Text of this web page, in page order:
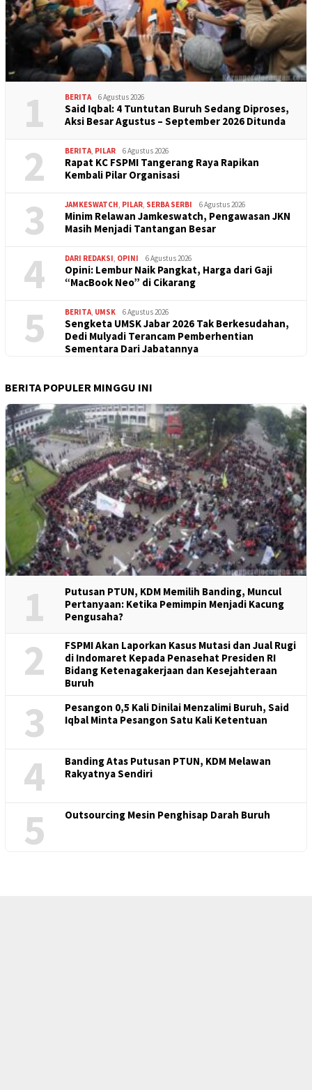
1 BERITA 6 Agustus 2026
Said Iqbal: 4 Tuntutan Buruh Sedang Diproses,
Aksi Besar Agustus – September 2026 Ditunda
2 BERITA, PILAR 6 Agustus 2026
Rapat KC FSPMI Tangerang Raya Rapikan
Kembali Pilar Organisasi
3 JAMKESWATCH, PILAR, SERBA SERBI 6 Agustus 2026
Minim Relawan Jamkeswatch, Pengawasan JKN
Masih Menjadi Tantangan Besar
4 DARI REDAKSI, OPINI 6 Agustus 2026
Opini: Lembur Naik Pangkat, Harga dari Gaji
“MacBook Neo” di Cikarang
5 BERITA, UMSK 6 Agustus 2026
Sengketa UMSK Jabar 2026 Tak Berkesudahan,
Dedi Mulyadi Terancam Pemberhentian
Sementara Dari Jabatannya
BERITA POPULER MINGGU INI
1
Putusan PTUN, KDM Memilih Banding, Muncul
Pertanyaan: Ketika Pemimpin Menjadi Kacung
Pengusaha?
2
FSPMI Akan Laporkan Kasus Mutasi dan Jual Rugi
di Indomaret Kepada Penasehat Presiden RI
Bidang Ketenagakerjaan dan Kesejahteraan
Buruh
3
Pesangon 0,5 Kali Dinilai Menzalimi Buruh, Said
Iqbal Minta Pesangon Satu Kali Ketentuan
4
Banding Atas Putusan PTUN, KDM Melawan
Rakyatnya Sendiri
5 Outsourcing Mesin Penghisap Darah Buruh